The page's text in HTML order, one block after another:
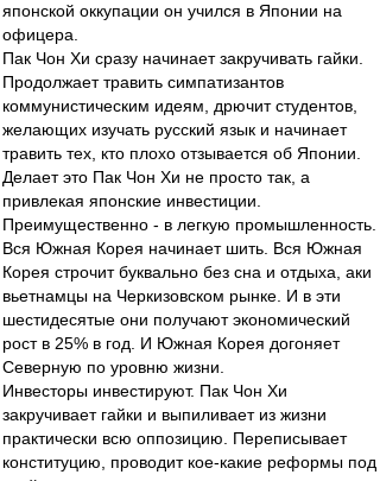
японской оккупации он учился в Японии на
офицера.
Пак Чон Хи сразу начинает закручивать гайки.
Продолжает травить симпатизантов
коммунистическим идеям, дрючит студентов,
желающих изучать русский язык и начинает
травить тех, кто плохо отзывается об Японии.
Делает это Пак Чон Хи не просто так, а
привлекая японские инвестиции.
Преимущественно - в легкую промышленность.
Вся Южная Корея начинает шить. Вся Южная
Корея строчит буквально без сна и отдыха, аки
вьетнамцы на Черкизовском рынке. И в эти
шестидесятые они получают экономический
рост в 25% в год. И Южная Корея догоняет
Северную по уровню жизни.
Инвесторы инвестируют. Пак Чон Хи
закручивает гайки и выпиливает из жизни
практически всю оппозицию. Переписывает
конституцию, проводит кое-какие реформы под